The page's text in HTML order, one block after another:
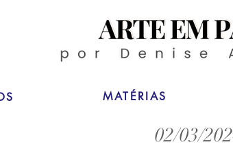
MATÉRIAS
02/03/